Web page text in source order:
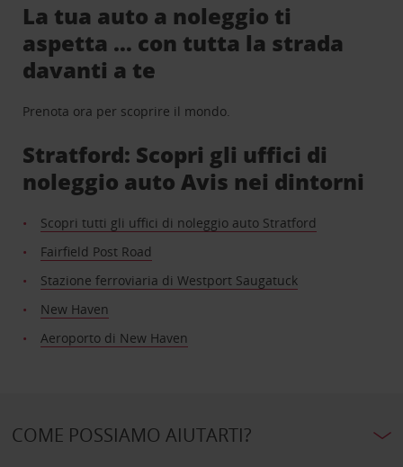
La tua auto a noleggio ti
aspetta … con tutta la strada
davanti a te
Prenota ora per scoprire il mondo.
Stratford: Scopri gli uffici di
noleggio auto Avis nei dintorni
Scopri tutti gli uffici di noleggio auto Stratford
Fairfield Post Road
Stazione ferroviaria di Westport Saugatuck
New Haven
Aeroporto di New Haven
COME POSSIAMO AIUTARTI?